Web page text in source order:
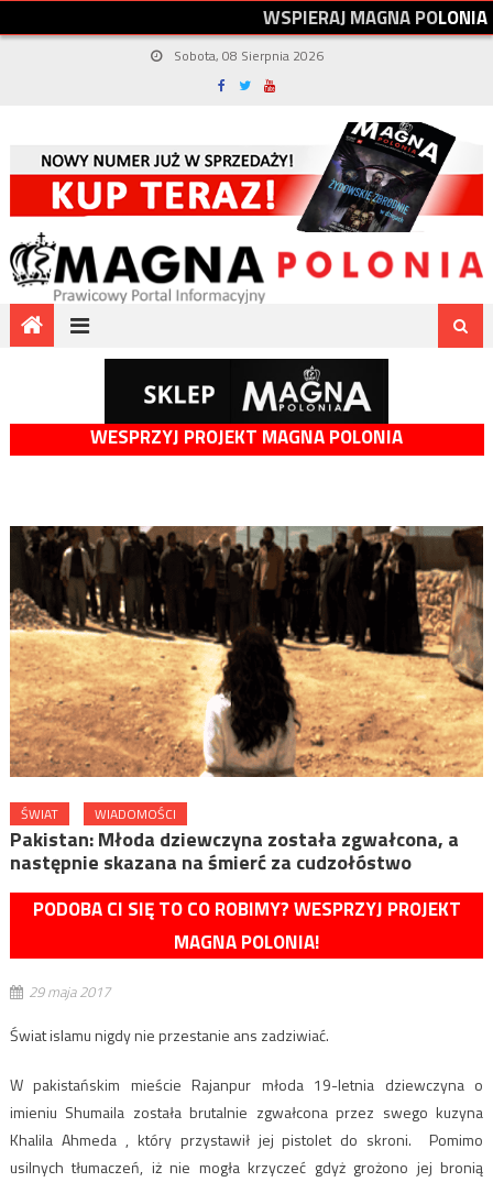
WSPIERAJMAGNAPOLONIA
Sobota, 08 Sierpnia 2026
WESPRZYJ PROJEKT MAGNA POLONIA
ŚWIAT WIADOMOŚCI
Pakistan: Młoda dziewczyna została zgwałcona, a
następnie skazana na śmierć za cudzołóstwo
PODOBA CI SIĘ TO CO ROBIMY? WESPRZYJ PROJEKT
MAGNA POLONIA!
29 maja 2017
Świat islamu nigdy nie przestanie ans zadziwiać.
W pakistańskim mieście Rajanpur młoda 19-letnia dziewczyna o
imieniu Shumaila została brutalnie zgwałcona przez swego kuzyna
Khalila Ahmeda , który przystawił jej pistolet do skroni. Pomimo
usilnych tłumaczeń, iż nie mogła krzyczeć gdyż grożono jej bronią